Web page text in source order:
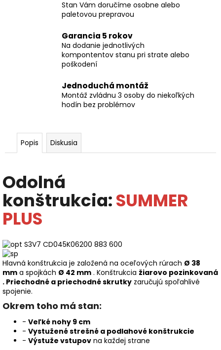
Stan Vám doručíme osobne alebo
paletovou prepravou
Garancia 5 rokov
Na dodanie jednotlivých
kompontentov stanu pri strate alebo
poškodení
Jednoduchá montáž
Montáž zvládnu 3 osoby do niekoľkých
hodín bez problémov
Popis Diskusia
Odolná
konštrukcia:SUMMER
PLUS
Hlavná konštrukcia je založená na oceľových rúrach Ø 38
mm a spojkách Ø 42 mm . Konštrukcia žiarovo pozinkovaná
. Priechodné a priechodné skrutky zaručujú spoľahlivé
spojenie.
Okrem toho má stan:
- Veľké nohy 9 cm
- Vystužené strešné a podlahové konštrukcie
- Výstuže vstupov na každej strane